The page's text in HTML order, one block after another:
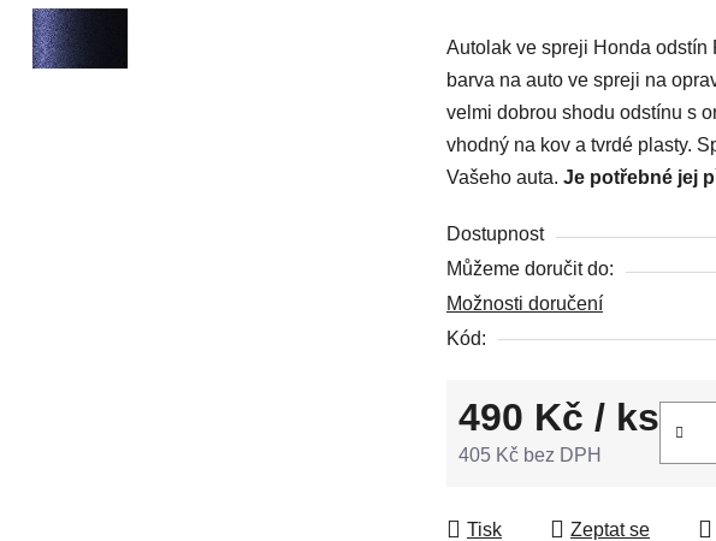
je
0,0
z
5
hvězdiček.
Autolak ve spreji Honda
barva na auto ve spreji na
velmi dobrou shodu odstínu s
vhodný na kov a tvrdé plasty.
Vašeho auta. Je potřebné jej
Dostupnost
Můžeme doručit do:
Možnosti doručení
Kód:
490 Kč / ks
405 Kč bez DPH
Tisk Zeptat se